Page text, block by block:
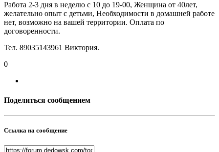
Работа 2-3 дня в неделю с 10 до 19-00, Женщина от 40лет,
желательно опыт с детьми, Необходимости в домашней работе
нет, возможно на вашей территории. Оплата по
договоренности.
Тел. 89035143961 Виктория.
0
Поделиться сообщением
Ссылка на сообщение